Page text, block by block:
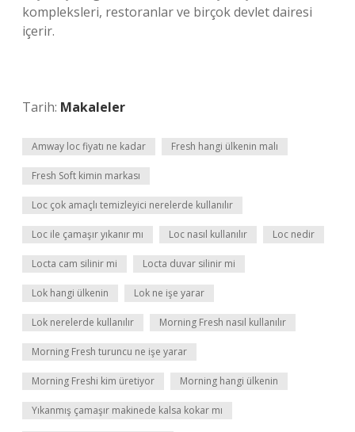
kompleksleri, restoranlar ve birçok devlet dairesi
içerir.
Tarih: Makaleler
Amway loc fiyatı ne kadar Fresh hangi ülkenin malı
Fresh Soft kimin markası
Loc çok amaçlı temizleyici nerelerde kullanılır
Loc ile çamaşır yıkanır mı Loc nasıl kullanılır Loc nedir
Locta cam silinir mi Locta duvar silinir mi
Lok hangi ülkenin Lok ne işe yarar
Lok nerelerde kullanılır Morning Fresh nasıl kullanılır
Morning Fresh turuncu ne işe yarar
Morning Freshi kim üretiyor Morning hangi ülkenin
Yıkanmış çamaşır makinede kalsa kokar mı